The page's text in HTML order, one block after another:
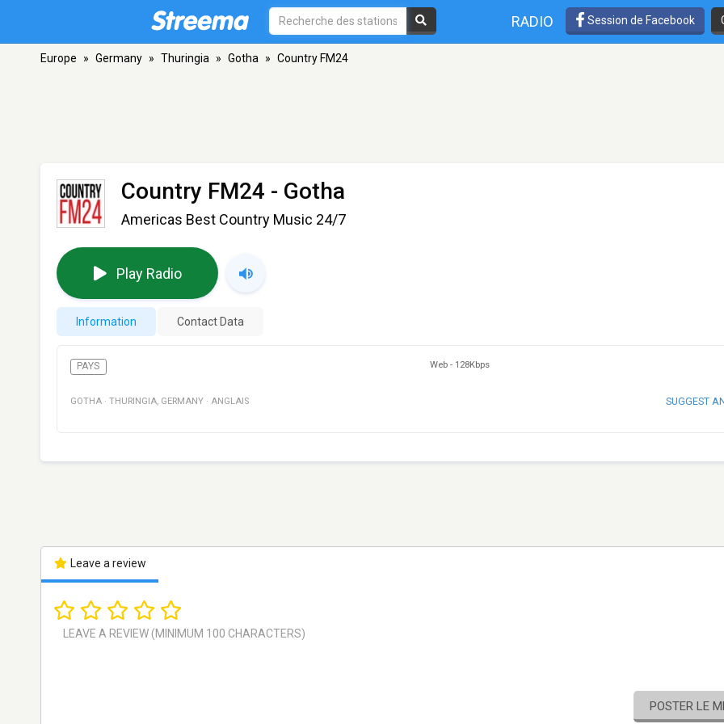
RADIO Session de Facebook
Europe » Germany » Thuringia » Gotha » Country FM24
Country FM24 - Gotha
Americas Best Country Music 24/7
Play Radio
Information Contact Data
PAYS Web - 128Kbps
GOTHA · THURINGIA, GERMANY · ANGLAIS SUGGEST
Leave a review
POSTER LE